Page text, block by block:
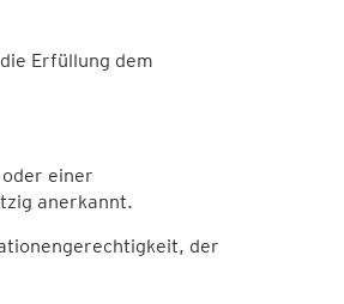
Erfüllung dem
einer
anerkannt.
der